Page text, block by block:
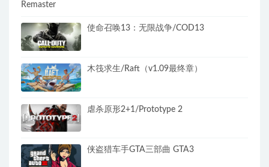
Remaster
使命召唤13：无限战争/COD13
木筏求生/Raft（v1.09最终章）
虐杀原形2+1/Prototype 2
侠盗猎车手GTA三部曲 GTA3